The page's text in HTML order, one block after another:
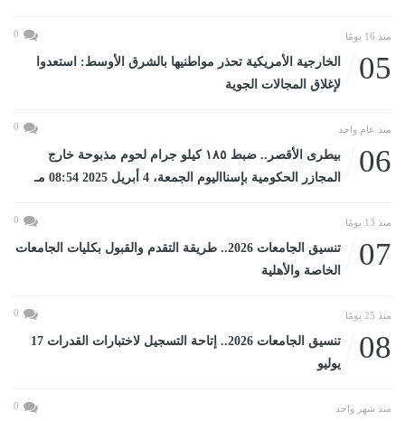
منذ 16 يومًا 0
05
الخارجية الأمريكية تحذر مواطنيها بالشرق الأوسط: استعدوا
لإغلاق المجالات الجوية
منذ عام واحد 0
06
بيطرى الأقصر.. ضبط ١٨٥ كيلو جرام لحوم مذبوحة خارج
المجازر الحكومية بإسنااليوم الجمعة، 4 أبريل 2025 08:54 مـ
منذ 13 يومًا 0
07
تنسيق الجامعات 2026.. طريقة التقدم والقبول بكليات الجامعات
الخاصة والأهلية
منذ 25 يومًا 0
08
تنسيق الجامعات 2026.. إتاحة التسجيل لاختبارات القدرات 17
يوليو
منذ شهر واحد 0